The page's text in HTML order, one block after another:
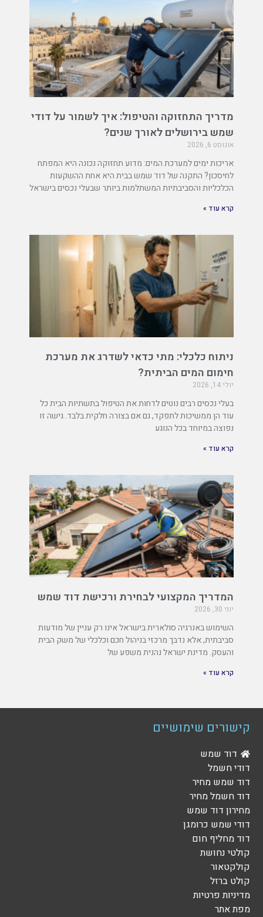
מדריך התחזוקה והטיפול: איך לשמור על דודי
שמש בירושלים לאורך שנים?
אוגוסט 6, 2026
אריכות ימים למערכת המים: מדוע תחזוקה נכונה היא המפתח
לחיסכון? התקנה של דוד שמש בבית היא אחת ההשקעות
הכלכליות והסביבתיות המשתלמות ביותר שבעלי נכסים בישראל
קרא עוד »
ניתוח כלכלי: מתי כדאי לשדרג את מערכת
חימום המים הביתית?
יולי 14, 2026
בעלי נכסים רבים נוטים לדחות את הטיפול בתשתיות הבית כל
עוד הן ממשיכות לתפקד, גם אם בצורה חלקית בלבד. גישה זו
נפוצה במיוחד בכל הנוגע
קרא עוד »
המדריך המקצועי לבחירת ורכישת דוד שמש
יוני 30, 2026
השימוש באנרגיה סולארית בישראל אינו רק עניין של מודעות
סביבתית, אלא נדבך מרכזי בניהול חכם וכלכלי של משק הבית
והעסק. מדינת ישראל נהנית משפע של
קרא עוד »
קישורים שימושיים
דוד שמש
דודי חשמל
דוד שמש מחיר
דוד חשמל מחיר
מחירון דוד שמש
דודי שמש כרומגן
דוד מחליף חום
קולטי נחושת
קולקטאור
קולט ברזל
מדיניות פרטיות
מפת אתר